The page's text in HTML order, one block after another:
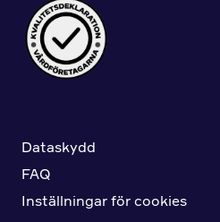
Dataskydd
FAQ
Inställningar för cookies